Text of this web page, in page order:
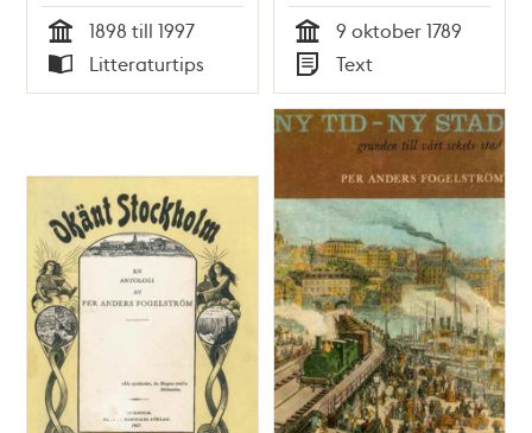
Tid
1898 till 1997
Typ
Litteraturtips
Stadsens Inwånares
skyldighet, i
anseende til
Sotandet af
Skorstens- och
Kakelungs-Pipor [!].
Gifwen Stockholm
then 9 October 1789.
Tid
9 oktober 1789
Typ
Text